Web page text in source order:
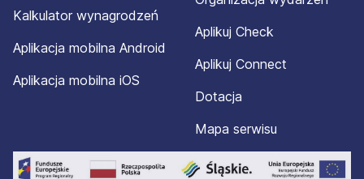
Kalkulator wynagrodzeń
Aplikacja mobilna Android
Aplikacja mobilna iOS
Aplikuj Check
Aplikuj Connect
Dotacja
Mapa serwisu